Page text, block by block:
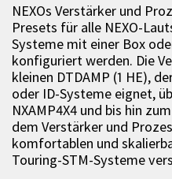
NEXOs Verstärker und
Presets für alle NEXO-
Systeme mit einer Box
konfiguriert werden. Die
kleinen DTDAMP (1 HE),
oder ID-Systeme eignet,
NXAMP4X4 und bis hin
dem Verstärker und
komfortablen und
Touring-STM-Systeme